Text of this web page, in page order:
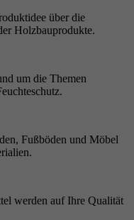
über die
Holzbauprodukte.
um die Themen
Fußböden und Möbel
werden auf Ihre Qualität